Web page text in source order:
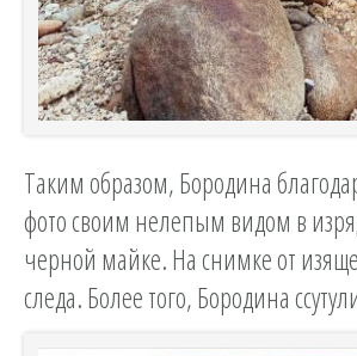
Таким образом, Бородина
фото своим нелепым видом в
черной майке. На снимке от
следа. Более того, Бородина